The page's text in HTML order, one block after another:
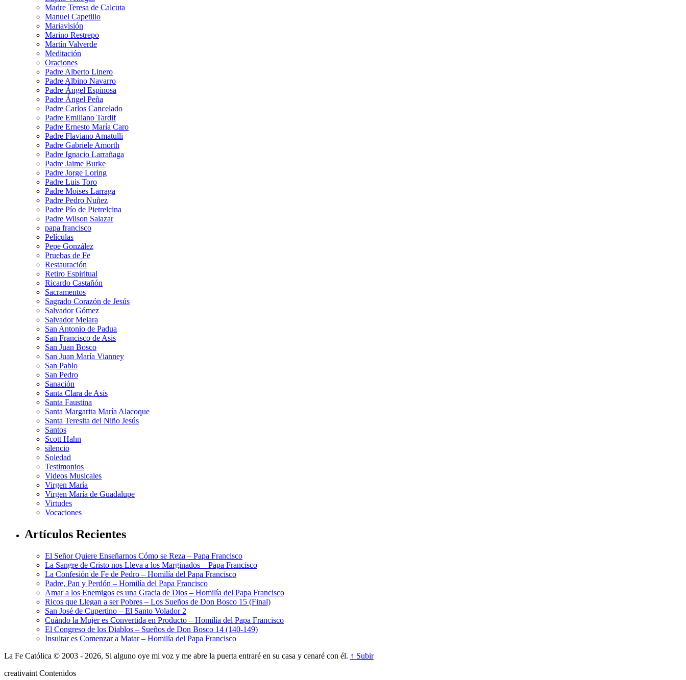
Madre Teresa de Calcuta
Manuel Capetillo
Mariavisión
Marino Restrepo
Martín Valverde
Meditación
Oraciones
Padre Alberto Linero
Padre Albino Navarro
Padre Ángel Espinosa
Padre Ángel Peña
Padre Carlos Cancelado
Padre Emiliano Tardif
Padre Ernesto María Caro
Padre Flaviano Amatulli
Padre Gabriele Amorth
Padre Ignacio Larrañaga
Padre Jaime Burke
Padre Jorge Loring
Padre Luis Toro
Padre Moises Larraga
Padre Pedro Nuñez
Padre Pío de Pietrelcina
Padre Wilson Salazar
papa francisco
Películas
Pepe González
Pruebas de Fe
Restauración
Retiro Espiritual
Ricardo Castañón
Sacramentos
Sagrado Corazón de Jesús
Salvador Gómez
Salvador Melara
San Antonio de Padua
San Francisco de Asis
San Juan Bosco
San Juan María Vianney
San Pablo
San Pedro
Sanación
Santa Clara de Asís
Santa Faustina
Santa Margarita María Alacoque
Santa Teresita del Niño Jesús
Santos
Scott Hahn
silencio
Soledad
Testimonios
Videos Musicales
Virgen María
Virgen María de Guadalupe
Virtudes
Vocaciones
Artículos Recientes
El Señor Quiere Enseñarnos Cómo se Reza – Papa Francisco
La Sangre de Cristo nos Lleva a los Marginados – Papa Francisco
La Confesión de Fe de Pedro – Homilía del Papa Francisco
Padre, Pan y Perdón – Homilía del Papa Francisco
Amar a los Enemigos es una Gracia de Dios – Homilía del Papa Francisco
Ricos que Llegan a ser Pobres – Los Sueños de Don Bosco 15 (Final)
San José de Cupertino – El Santo Volador 2
Cuándo la Mujer es Convertida en Producto – Homilía del Papa Francisco
El Congreso de los Diablos – Sueños de Don Bosco 14 (140-149)
Insultar es Comenzar a Matar – Homilía del Papa Francisco
La Fe Católica © 2003 - 2026, Si alguno oye mi voz y me abre la puerta entraré en su casa y cenaré con él. ↑ Subir
creativaint Contenidos